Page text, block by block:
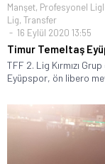
Manşet, Profesyonel
Lig, Transfer
16 Eylül 2020 13:55
Timur Temeltaş
TFF 2. Lig Kırmızı
Eyüpspor, ön libero